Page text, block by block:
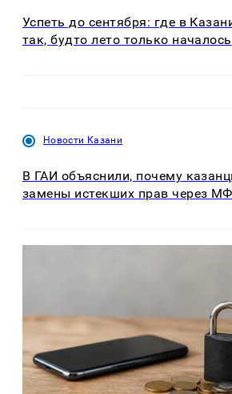
Успеть до сентября: где в
так, будто лето только началось
Новости Казани
В ГАИ объяснили, почему
замены истекших прав через